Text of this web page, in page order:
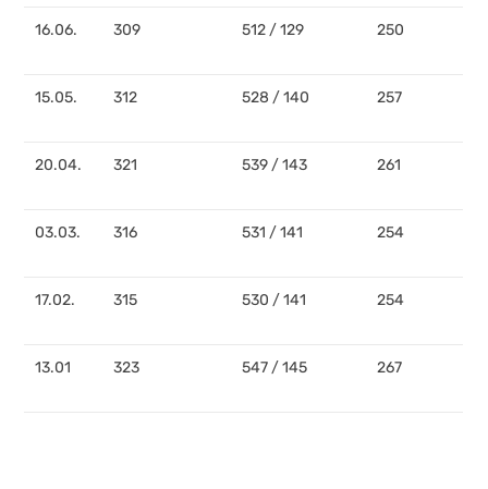
16.06. 309 512 / 129 250
15.05. 312 528 / 140 257
20.04. 321 539 / 143 261
03.03. 316 531 / 141 254
17.02. 315 530 / 141 254
13.01 323 547 / 145 267